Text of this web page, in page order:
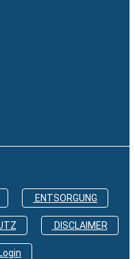
ENTSORGUNG
DISCLAIMER
Login